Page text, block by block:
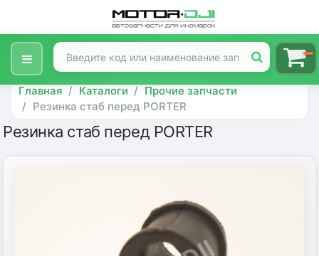
Главная Каталоги
Прочие запчасти
Резинка стаб перед PORTER
Резинка стаб перед PORTER